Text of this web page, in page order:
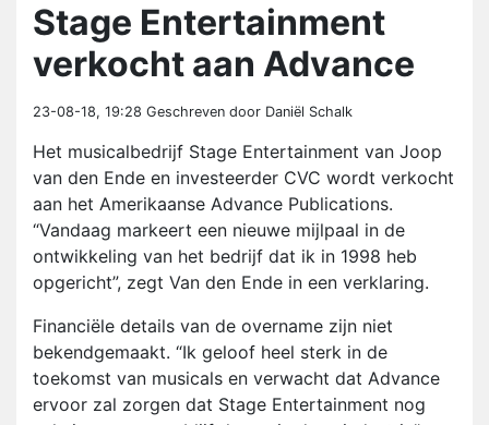
Stage Entertainment
verkocht aan Advance
23-08-18, 19:28 Geschreven door Daniël Schalk
Het musicalbedrijf Stage Entertainment van Joop
van den Ende en investeerder CVC wordt verkocht
aan het Amerikaanse Advance Publications.
“Vandaag markeert een nieuwe mijlpaal in de
ontwikkeling van het bedrijf dat ik in 1998 heb
opgericht”, zegt Van den Ende in een verklaring.
Financiële details van de overname zijn niet
bekendgemaakt. “Ik geloof heel sterk in de
toekomst van musicals en verwacht dat Advance
ervoor zal zorgen dat Stage Entertainment nog